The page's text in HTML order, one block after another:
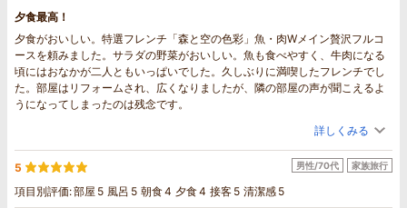
夕食最高！
夕食がおいしい。特選フレンチ「森と空の色彩」魚・肉Wメイン贅沢フルコ
ースを頼みました。サラダの野菜がおいしい。魚も食べやすく、牛肉になる
頃にはおなかが二人ともいっぱいでした。久しぶりに満喫したフレンチでし
た。部屋はリフォームされ、広くなりましたが、隣の部屋の声が聞こえるよ
うになってしまったのは残念です。
詳しくみる
5
項目別評価:部屋 5 風呂 5 朝食4 夕食4 接客 5 清潔感 5
男性/70代 家族旅行